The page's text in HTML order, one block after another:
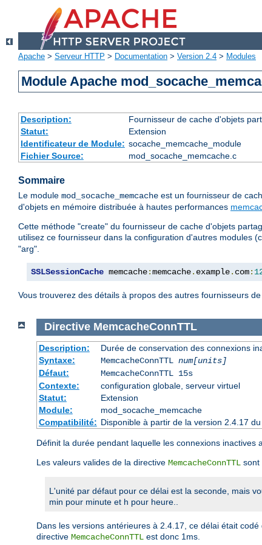
Apache > Serveur HTTP > Documentation > Version 2.4 > Modules
Module Apache
Description:
Fournisseur de cache d'objets
Statut:
Extension
Identificateur de Module: socache_memcache_module
Fichier Source:
mod_socache_memcache.c
Sommaire
Le module mod_socache_memcache est un fournisseur de
d'objets en mémoire distribuée à hautes performances
Cette méthode "create" du fournisseur de cache d'objets
utilisez ce fournisseur dans la configuration d'autres modules
"arg".
SSLSessionCache memcache:memcache. example. com:
Vous trouverez des détails à propos des autres fournisseurs
Directive MemcacheConnTTL
Description:
Durée de conservation des connexions
Syntaxe:
MemcacheConnTTL num[units]
Défaut:
MemcacheConnTTL 15s
Contexte:
configuration globale, serveur virtuel
Statut:
Extension
Module:
mod_socache_memcache
Compatibilité: Disponible à partir de la version 2.4.17
Définit la durée pendant laquelle les connexions
Les valeurs valides de la directive MemcacheConnTTL sont
L'unité par défaut pour ce délai est la seconde, mais
min pour minute et h pour heure..
Dans les versions antérieures à 2.4.17, ce délai était
directive MemcacheConnTTL est donc 1ms.